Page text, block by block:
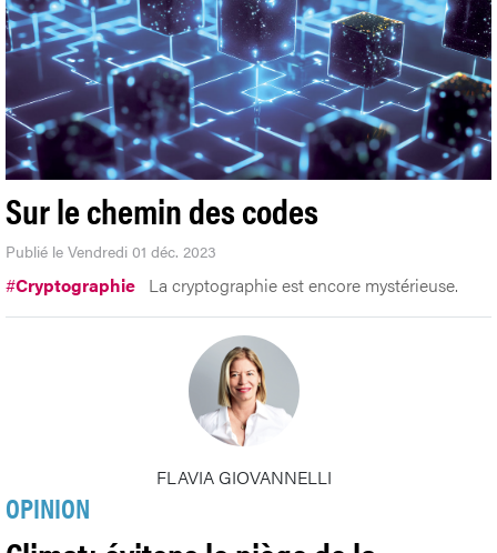
Sur le chemin des codes
Publié le Vendredi 01 déc. 2023
#Cryptographie La cryptographie est encore mystérieuse.
FLAVIA GIOVANNELLI
OPINION